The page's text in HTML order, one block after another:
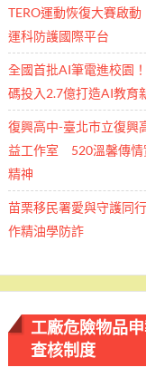
TERO運動恢復大賽啟
運科防護國際平台
全國首批AI筆電進校園
碼投入2.7億打造AI教育
復興高中-臺北市立復興
益工作室 520溫馨傳情
精神
苗栗移民署愛與守護同
作精油學防詐
工廠危險物品
查核制度